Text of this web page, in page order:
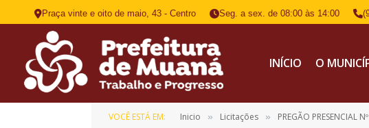
Praça vinte e oito de maio, 43 - Centro Seg. a sex. de 08:00 às 14:00
INÍCIO O
VOCÊ ESTÁ EM: Inicio » Licitações » PREGÃO PRESENCIAL